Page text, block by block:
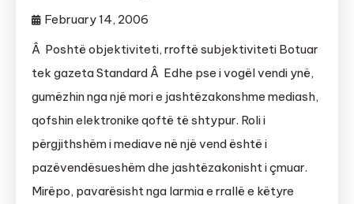
February 14, 2006
Â Poshtë objektiviteti, rroftë subjektiviteti Botuar
tek gazeta Standard Â Edhe pse i vogël vendi ynë,
gumëzhin nga një mori e jashtëzakonshme mediash,
qofshin elektronike qoftë të shtypur. Roli i
përgjithshëm i mediave në një vend është i
pazëvendësueshëm dhe jashtëzakonisht i çmuar.
Mirëpo, pavarësisht nga larmia e rrallë e këtyre